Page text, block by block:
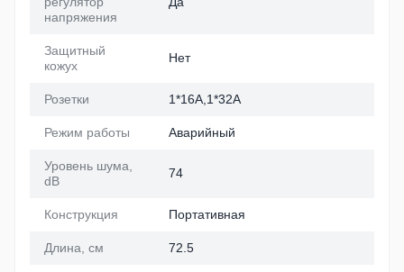
напряжения
Защитный
кожух
Нет
Розетки 1*16A,1*32A
Режим работы Аварийный
Уровень шума,
dB
74
Конструкция Портативная
Длина, см 72.5